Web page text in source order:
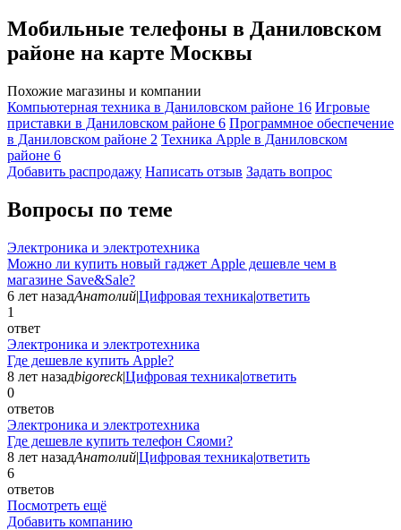
Мобильные телефоны в Даниловском
районе на карте Москвы
Похожие магазины и компании
Компьютерная техника в Даниловском районе 16 Игровые
приставки в Даниловском районе 6 Программное обеспечение
в Даниловском районе 2 Техника Apple в Даниловском
районе 6
Добавить раcпродажу Написать отзыв Задать вопрос
Вопросы по теме
Электроника и электротехника
Можно ли купить новый гаджет Apple дешевле чем в
магазине Save&Sale?
6 лет назадАнатолий|Цифровая техника|ответить
1
ответ
Электроника и электротехника
Где дешевле купить Apple?
8 лет назадbigoreck|Цифровая техника|ответить
0
ответов
Электроника и электротехника
Где дешевле купить телефон Сяоми?
8 лет назадАнатолий|Цифровая техника|ответить
6
ответов
Посмотреть ещё
Добавить компанию